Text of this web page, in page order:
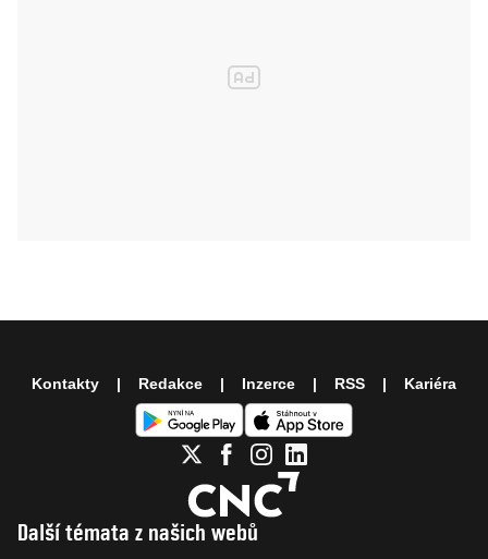
Další témata z našich webů
Kontakty Redakce Inzerce RSS Kariéra